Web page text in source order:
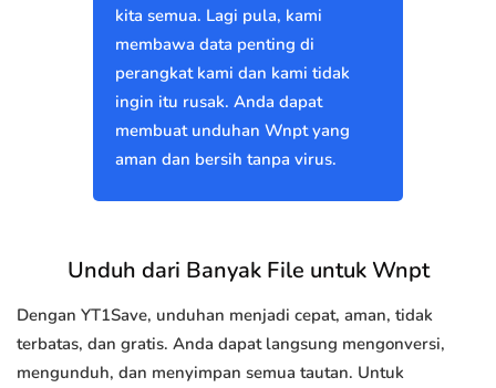
kita semua. Lagi pula, kami
membawa data penting di
perangkat kami dan kami tidak
ingin itu rusak. Anda dapat
membuat unduhan Wnpt yang
aman dan bersih tanpa virus.
Unduh dari Banyak File untuk Wnpt
Dengan YT1Save, unduhan menjadi cepat, aman, tidak
terbatas, dan gratis. Anda dapat langsung mengonversi,
mengunduh, dan menyimpan semua tautan. Untuk